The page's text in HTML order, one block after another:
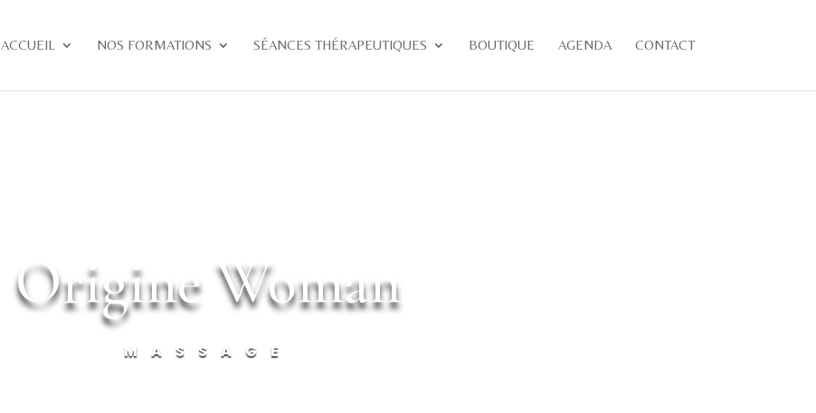
ACCUEIL NOS FORMATIONS SÉANCES THÉRAPEUTIQUES BOUTIQUE AGENDA CONTACT
Origine Woman
MASSAGE